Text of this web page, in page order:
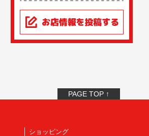
PAGE TOP ↑
ショッピング